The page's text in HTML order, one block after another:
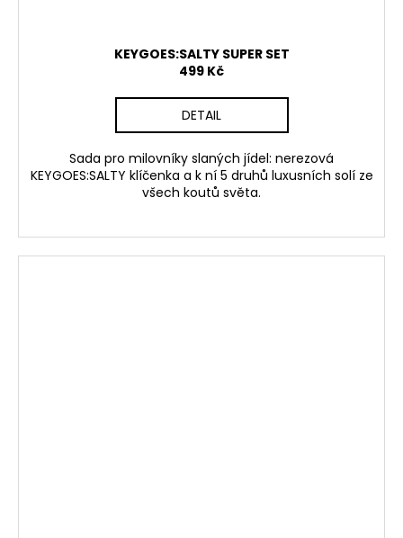
KEYGOES:SALTY SUPER SET
499 Kč
DETAIL
Sada pro milovníky slaných jídel: nerezová
KEYGOES:SALTY klíčenka a k ní 5 druhů luxusních solí ze
všech koutů světa.